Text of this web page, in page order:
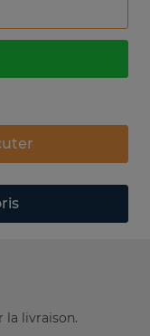
la livraison.